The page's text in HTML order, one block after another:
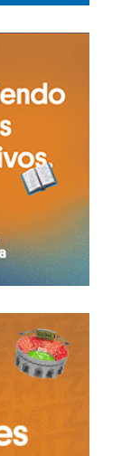
quisiera
pero
gente tome
el
votar. La
Están
SADOP
Cayuqueo
Galeano,
María
Alejandro
Galeano,
de Pie,
y